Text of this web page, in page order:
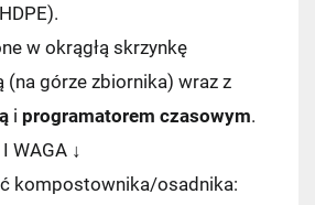
w okrągłą skrzynkę
(na górze zbiornika) wraz z
i programatorem czasowym.
WAGA ↓
kompostownika/osadnika: